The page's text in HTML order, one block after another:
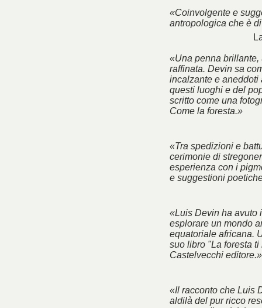
«Coinvolgente e
antropologica che è
«Una penna brillante,
raffinata. Devin sa
incalzante e aneddoti
questi luoghi e del
scritto come una
Come la foresta.»
«Tra spedizioni e
cerimonie di
esperienza con i
e suggestioni
«Luis Devin ha avuto
esplorare un mondo
equatoriale africana.
suo libro "La foresta
Castelvecchi editore.»
«Il racconto che Luis
aldilà del pur ricco